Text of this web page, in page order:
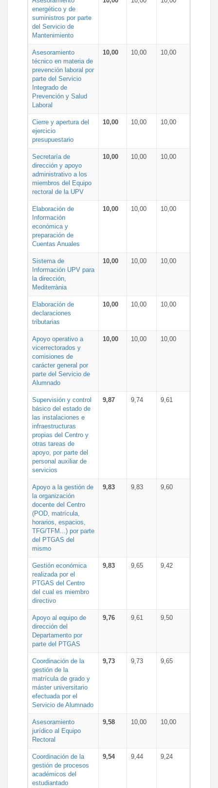
energético y de
suministros por parte
del Servicio de
Mantenimiento
Asesoramiento
técnico en materia de
prevención laboral por
parte del Servicio
Integrado de
Prevención y Salud
Laboral
10,00 10,00 10,00
Cierre y apertura del
ejercicio
presupuestario
10,00 10,00 10,00
Secretaría de
dirección y apoyo
administrativo a los
miembros del Equipo
rectoral de la UPV
10,00 10,00 10,00
Elaboración de
Información
económica y
preparación de
Cuentas Anuales
10,00 10,00 10,00
Sistema de
Información UPV para
la dirección,
Mediterrània
10,00 10,00 10,00
Elaboración de
declaraciones
tributarias
10,00 10,00 10,00
Apoyo operativo a
vicerrectorados y
comisiones de
carácter general por
parte del Servicio de
Alumnado
10,00 10,00 10,00
Supervisión y control
básico del estado de
las instalaciones e
infraestructuras
propias del Centro y
otras tareas de
apoyo, por parte del
personal auxiliar de
servicios
9,87 9,74 9,61
Apoyo a la gestión de
la organización
docente del Centro
(POD, matrícula,
horarios, espacios,
TFG/TFM...) por parte
del PTGAS del
mismo
9,83 9,83 9,60
Gestión económica
realizada por el
PTGAS del Centro
del cual es miembro
directivo
9,83 9,65 9,42
Apoyo al equipo de
dirección del
Departamento por
parte del PTGAS
9,76 9,61 9,50
Coordinación de la
gestión de la
matrícula de grado y
máster universitario
efectuada por el
Servicio de Alumnado
9,73 9,73 9,65
Asesoramiento
jurídico al Equipo
Rectoral
9,58 10,00 10,00
Coordinación de la
gestión de procesos
académicos del
estudiantado
9,54 9,44 9,24